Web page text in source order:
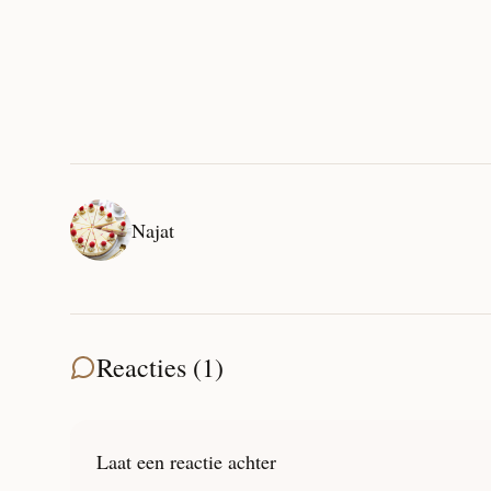
Najat
Reacties (1)
Laat een reactie achter